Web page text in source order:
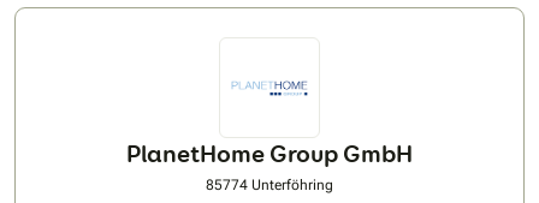
PlanetHome Group GmbH
85774 Unterföhring